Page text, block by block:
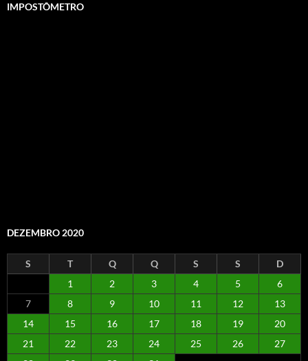
IMPOSTÔMETRO
DEZEMBRO 2020
S T Q Q S S
D
1
2 3 4 5
6
7
8 9 10 11 12
13
14
15 16 17 18 19
20
21
22 23 24 25 26
27